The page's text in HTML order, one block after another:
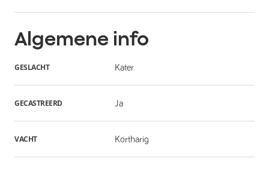
Algemene info
GESLACHT Kater
GECASTREERD Ja
VACHT Kortharig